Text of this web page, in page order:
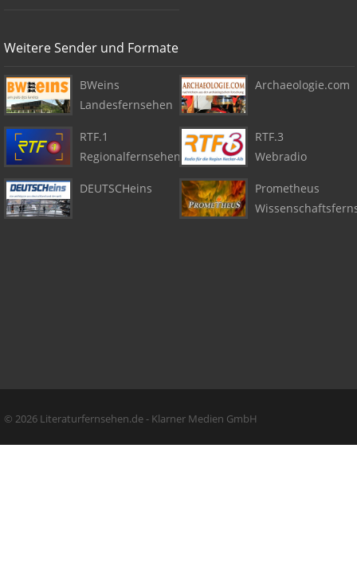
© 2026 Literaturfernsehen.de - Klarner Medien GmbH
Weitere Sender und Formate
BWeins
Landesfernsehen
RTF.1
Regionalfernsehen
DEUTSCHeins
Archaeologie.com
RTF.3
Webradio
Prometheus